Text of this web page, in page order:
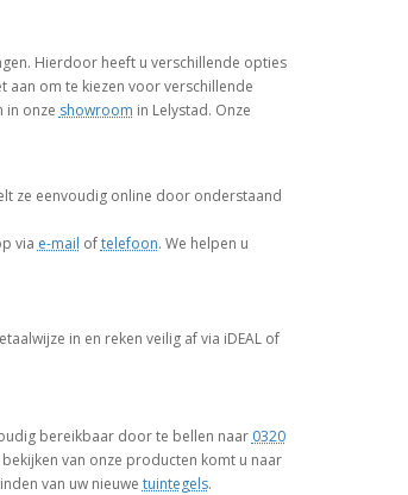
Hierdoor heeft u verschillende opties
aan om te kiezen voor verschillende
in onze showroom in Lelystad. Onze
ze eenvoudig online door onderstaand
via e-mail oftelefoon. We helpen u
in en reken veilig af via iDEAL of
bereikbaar door te bellen naar 0320
van onze producten komt u naar
van uw nieuwe tuintegels.